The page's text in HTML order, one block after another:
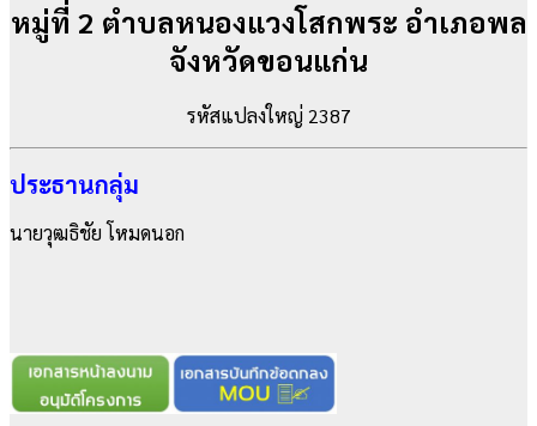
หมู่ที่ 2 ตำบลหนองแวงโสกพระ อำเภอพล
จังหวัดขอนแก่น
รหัสแปลงใหญ่ 2387
ประธานกลุ่ม
นายวุฒธิชัย โหมดนอก